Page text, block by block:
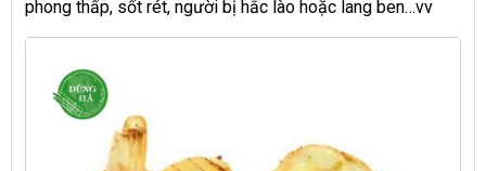
phong thấp, sốt rét, người bị hắc lào hoặc lang ben…vv